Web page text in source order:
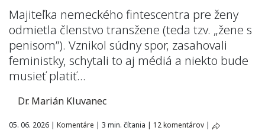
Majiteľka nemeckého fintescentra pre ženy
odmietla členstvo transžene (teda tzv. „žene s
penisom”). Vznikol súdny spor, zasahovali
feministky, schytali to aj médiá a niekto bude
musieť platiť…
Dr. Marián Kluvanec
05. 06. 2026 | Komentáre | 3 min. čítania | 12 komentárov |